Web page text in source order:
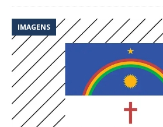
IMAGENS